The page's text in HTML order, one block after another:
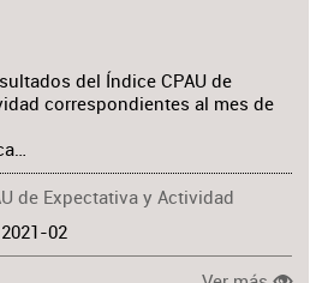
del Índice CPAU de
correspondientes al mes de
de Expectativa y Actividad
2021-02